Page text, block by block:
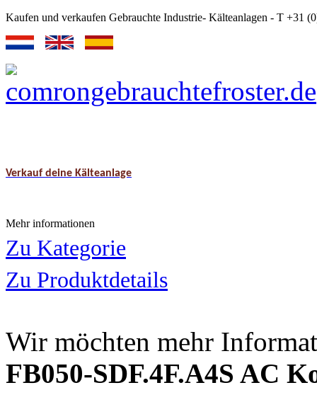
Kaufen und verkaufen Gebrauchte Industrie- Kälteanlagen - T +31
Verkauf deine Kälteanlage
Mehr informationen
Zu Kategorie
Zu Produktdetails
Wir möchten mehr
FB050-SDF.4F.A4S AC